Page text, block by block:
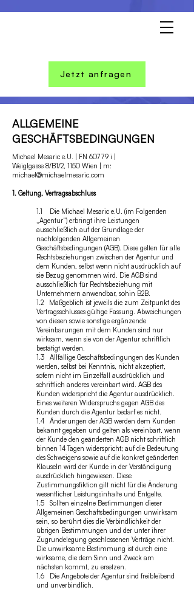
Jetzt anfragen
ALLGEMEINE
GESCHÄFTSBEDINGUNGEN
Michael Mesaric e.U. | FN 60779 i |
Weiglgasse 8/B1/2, 1150 Wien | m:
michael@michaelmesaric.com
1. Geltung, Vertragsabschluss
1.1 Die Michael Mesaric e.U. (im Folgenden
„Agentur“) erbringt ihre Leistungen
ausschließlich auf der Grundlage der
nachfolgenden Allgemeinen
Geschäftsbedingungen (AGB). Diese gelten für alle
Rechtsbeziehungen zwischen der Agentur und
dem Kunden, selbst wenn nicht ausdrücklich auf
sie Bezug genommen wird. Die AGB sind
ausschließlich für Rechtsbeziehung mit
Unternehmern anwendbar, sohin B2B.
1.2 Maßgeblich ist jeweils die zum Zeitpunkt des
Vertragsschlusses gültige Fassung. Abweichungen
von diesen sowie sonstige ergänzende
Vereinbarungen mit dem Kunden sind nur
wirksam, wenn sie von der Agentur schriftlich
bestätigt werden.
1.3 Allfällige Geschäftsbedingungen des Kunden
werden, selbst bei Kenntnis, nicht akzeptiert,
sofern nicht im Einzelfall ausdrücklich und
schriftlich anderes vereinbart wird. AGB des
Kunden widerspricht die Agentur ausdrücklich.
Eines weiteren Widerspruchs gegen AGB des
Kunden durch die Agentur bedarf es nicht.
1.4 Änderungen der AGB werden dem Kunden
bekannt gegeben und gelten als vereinbart, wenn
der Kunde den geänderten AGB nicht schriftlich
binnen 14 Tagen widerspricht; auf die Bedeutung
des Schweigens sowie auf die konkret geänderten
Klauseln wird der Kunde in der Verständigung
ausdrücklich hingewiesen. Diese
Zustimmungsfiktion gilt nicht für die Änderung
wesentlicher Leistungsinhalte und Entgelte.
1.5 Sollten einzelne Bestimmungen dieser
Allgemeinen Geschäftsbedingungen unwirksam
sein, so berührt dies die Verbindlichkeit der
übrigen Bestimmungen und der unter ihrer
Zugrundelegung geschlossenen Verträge nicht.
Die unwirksame Bestimmung ist durch eine
wirksame, die dem Sinn und Zweck am
nächsten kommt, zu ersetzen.
1.6 Die Angebote der Agentur sind freibleibend
und unverbindlich.